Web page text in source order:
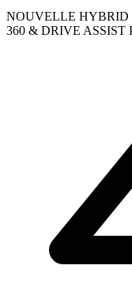
NOUVELLE HYBRID
360 & DRIVE ASSIST